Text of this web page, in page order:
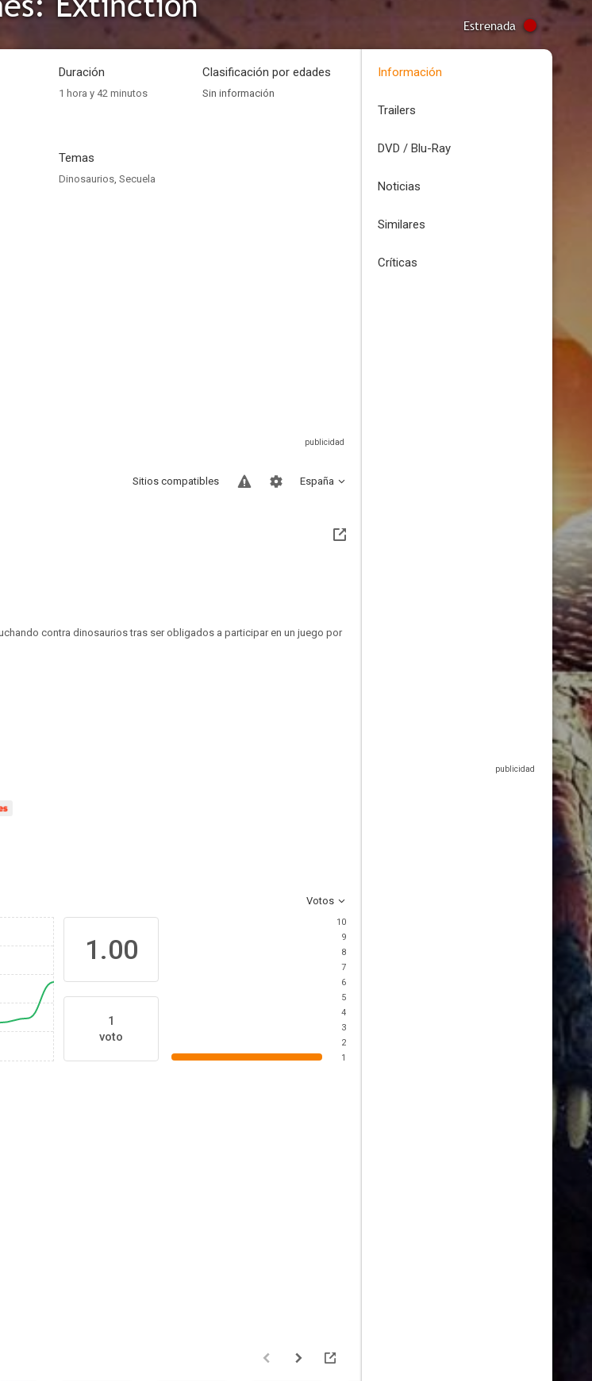
Estrenada
Duración
1 hora y 42 minutos
Clasificación por edades
Sin información
Temas
Dinosaurios, Secuela
España
Sitios compatibles
contra dinosaurios tras ser obligados a participar en un juego por
Votos
1.00
1
voto
10
9
8
7
6
5
4
3
2
1
Información
Trailers
DVD / Blu-Ray
Noticias
Similares
Críticas